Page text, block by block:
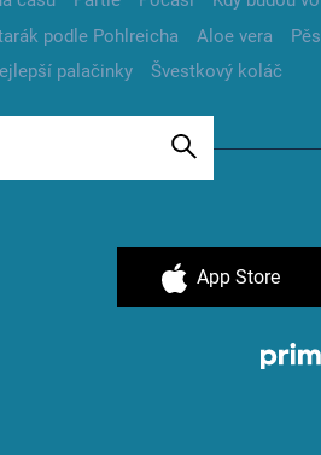
podle Pohlreicha Aloe vera
palačinky Švestkový koláč
App Store